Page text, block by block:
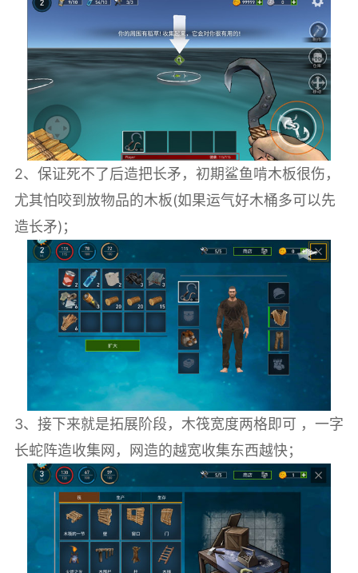
2、保证死不了后造把长矛，初期鲨鱼啃木板很伤，
尤其怕咬到放物品的木板(如果运气好木桶多可以先
造长矛)；
3、接下来就是拓展阶段，木筏宽度两格即可 ，一字
长蛇阵造收集网，网造的越宽收集东西越快；